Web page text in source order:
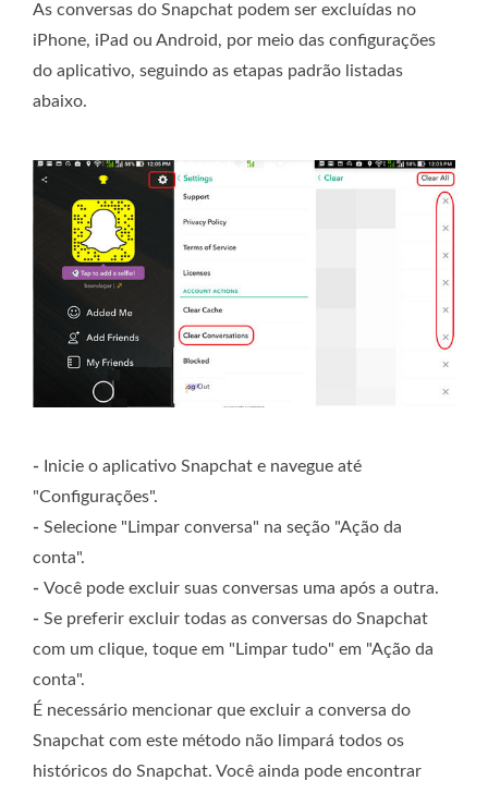
As conversas do Snapchat podem ser excluídas no
iPhone, iPad ou Android, por meio das configurações
do aplicativo, seguindo as etapas padrão listadas
abaixo.
-
Inicie o aplicativo Snapchat e navegue até
"Configurações".
- Selecione "Limpar conversa" na seção "Ação da
conta".
- Você pode excluir suas conversas uma após a outra.
- Se preferir excluir todas as conversas do Snapchat
com um clique, toque em "Limpar tudo" em "Ação da
conta".
É necessário mencionar que excluir a conversa do
Snapchat com este método não limpará todos os
históricos do Snapchat. Você ainda pode encontrar